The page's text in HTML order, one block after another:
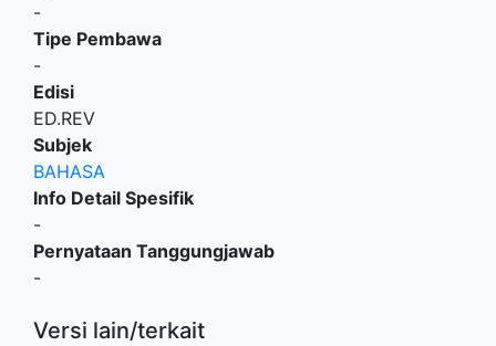
-
Tipe Pembawa
-
Edisi
ED.REV
Subjek
BAHASA
Info Detail Spesifik
-
Pernyataan Tanggungjawab
-
Versi lain/terkait